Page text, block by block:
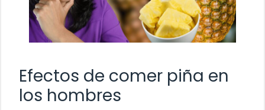
Efectos de comer piña en
los hombres